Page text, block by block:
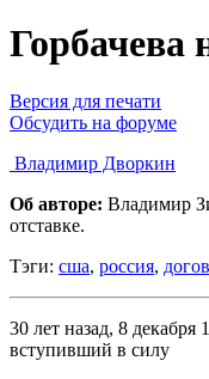
Горбачева
Версия для печати
Обсудить на форуме
Владимир Дворкин
Об авторе: Владимир
отставке.
Тэги: сша, россия,
30 лет назад, 8
вступивший в силу